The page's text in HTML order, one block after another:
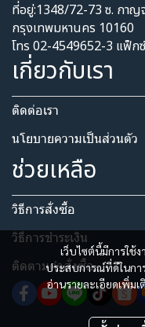
เว็บไซต์นี้มีการใช้
ประสบการณ์ที่ดีในกา
อ่านรายละเอียดเพิ่มเ
ที่อยู่:1348/72-73 ซ. กาญ
กรุงเทพมหานคร 10160
โทร 02-4549652-3 แฟ็ก
เกี่ยวกับเรา
ติดต่อเรา
นโยบายความเป็นส่วนตัว​
ช่วยเหลือ
วิธีการสั่งซื้อ
วิธีการชำระเงิน
ติดตามคำสั่งซื้อ